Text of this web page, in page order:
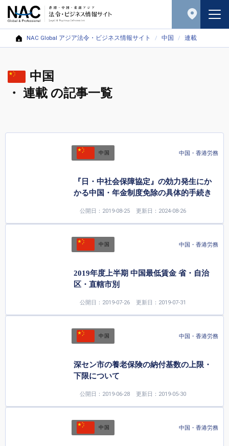
NAC Global アジア法令・ビジネス情報サイト 中国 連載
中国
・ 連載 の記事一覧
中国 中国・香港労務
『日・中社会保障協定』の効力発生にか
かる中国・年金制度免除の具体的手続き
公開日：2019-08-25 更新日：2024-08-26
中国 中国・香港労務
2019年度上半期 中国最低賃金 省・自治
区・直轄市別
公開日：2019-07-26 更新日：2019-07-31
中国 中国・香港労務
深セン市の養老保険の納付基数の上限・
下限について
公開日：2019-06-28 更新日：2019-05-30
中国 中国・香港労務